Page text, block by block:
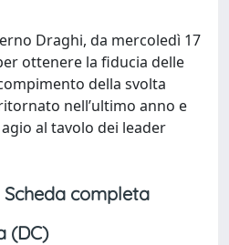
Draghi, da mercoledì 17
ottenere la fiducia delle
della svolta
nell’ultimo anno e
al tavolo dei leader
Scheda completa
(DC)